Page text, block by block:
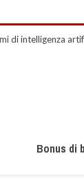
di intelligenza
Bonus di